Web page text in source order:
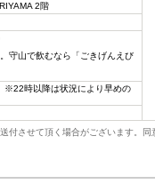
2階
守山で飲むなら「ごきげんえび
※22時以降は状況により早めの
付させて頂く場合がございます。同